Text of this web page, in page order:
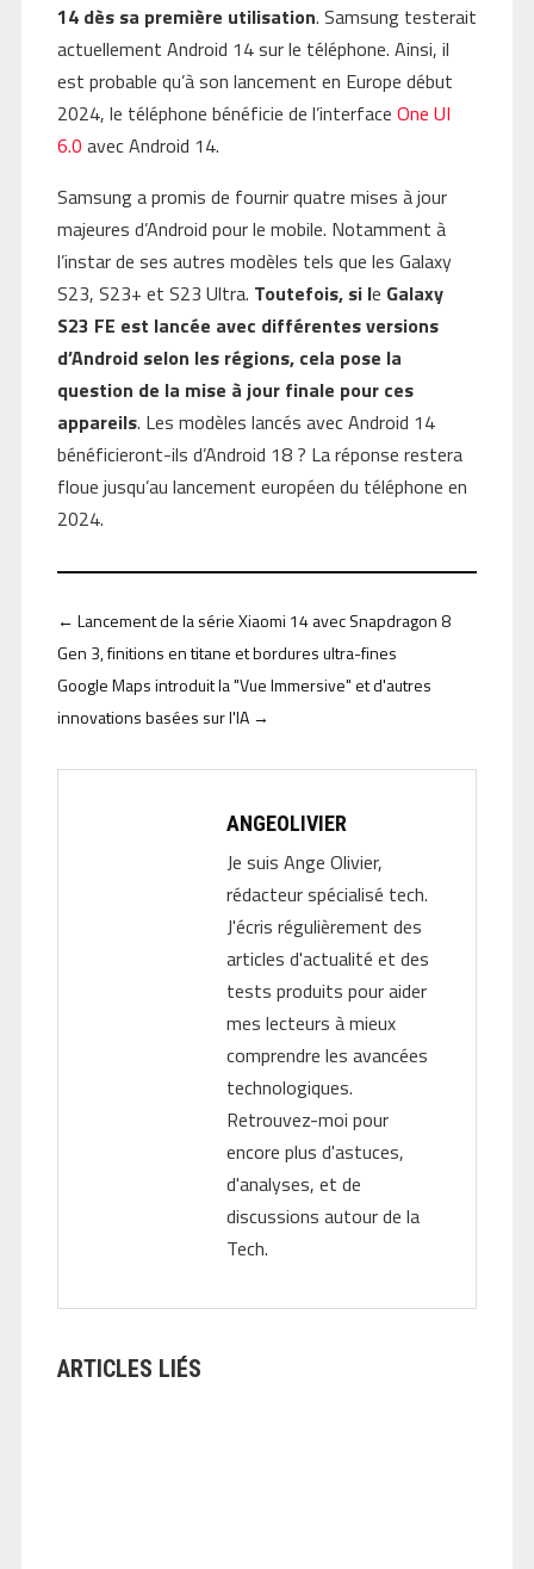
14 dès sa première utilisation. Samsung testerait
actuellement Android 14 sur le téléphone. Ainsi, il
est probable qu’à son lancement en Europe début
2024, le téléphone bénéficie de l’interface One UI
6.0 avec Android 14.
Samsung a promis de fournir quatre mises à jour
majeures d’Android pour le mobile. Notamment à
l’instar de ses autres modèles tels que les Galaxy
S23, S23+ et S23 Ultra. Toutefois, si le Galaxy
S23 FE est lancée avec différentes versions
d’Android selon les régions, cela pose la
question de la mise à jour finale pour ces
appareils. Les modèles lancés avec Android 14
bénéficieront-ils d’Android 18 ? La réponse restera
floue jusqu’au lancement européen du téléphone en
2024.
← Lancement de la série Xiaomi 14 avec Snapdragon 8
Gen 3, finitions en titane et bordures ultra-fines
Google Maps introduit la "Vue Immersive" et d'autres
innovations basées sur l'IA→
ANGEOLIVIER
Je suis Ange Olivier,
rédacteur spécialisé tech.
J'écris régulièrement des
articles d'actualité et des
tests produits pour aider
mes lecteurs à mieux
comprendre les avancées
technologiques.
Retrouvez-moi pour
encore plus d'astuces,
d'analyses, et de
discussions autour de la
Tech.
ARTICLES LIÉS